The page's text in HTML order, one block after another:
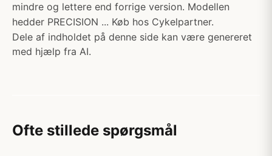
mindre og lettere end forrige version. Modellen
hedder PRECISION ... Køb hos Cykelpartner.
Dele af indholdet på denne side kan være genereret
med hjælp fra AI.
Ofte stillede spørgsmål